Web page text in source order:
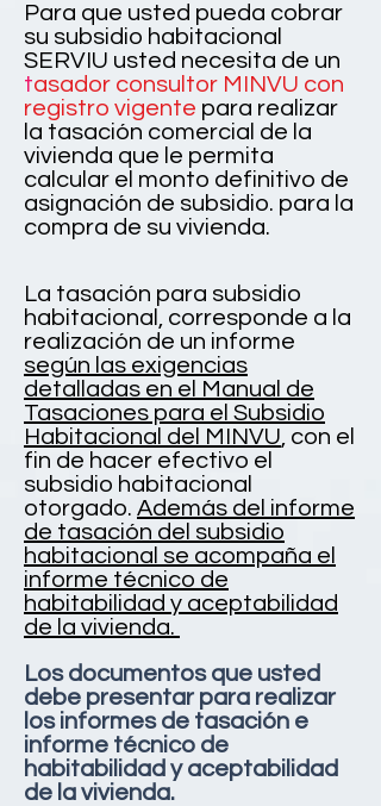
Para que usted pueda cobrar
su subsidio habitacional
SERVIU usted necesita de un
tasador consultor MINVU con
registro vigente para realizar
la tasación comercial de la
vivienda que le permita
calcular el monto definitivo de
asignación de subsidio. para la
compra de su vivienda.
La tasación para subsidio
habitacional, corresponde a la
realización de un informe
según las exigencias
detalladas en el Manual de
Tasaciones para el Subsidio
Habitacional del MINVU, con el
fin de hacer efectivo el
subsidio habitacional
otorgado. Además del informe
de tasación del subsidio
habitacional se acompaña el
informe técnico de
habitabilidad y aceptabilidad
de la vivienda.
Los documentos que usted
debe presentar para realizar
los informes de tasación e
informe técnico de
habitabilidad y aceptabilidad
de la vivienda.